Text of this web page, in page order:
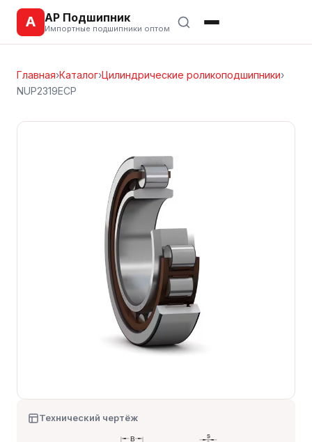
А АР Подшипник
Импортные подшипники оптом
Главная›Каталог›Цилиндрические роликоподшипники›
NUP2319ECP
Технический чертёж